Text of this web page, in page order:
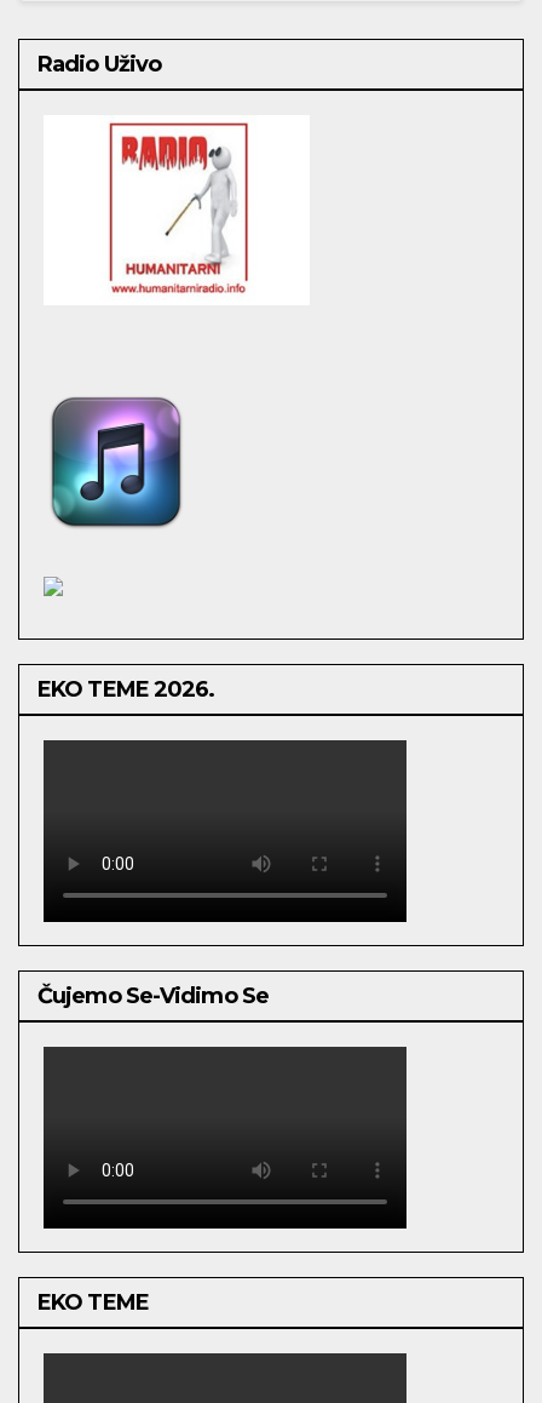
Radio Uživo
EKO TEME 2026.
Čujemo Se-Vidimo Se
EKO TEME